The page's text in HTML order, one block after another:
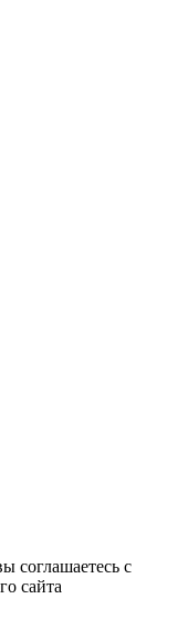
соглашаетесь с
сайта